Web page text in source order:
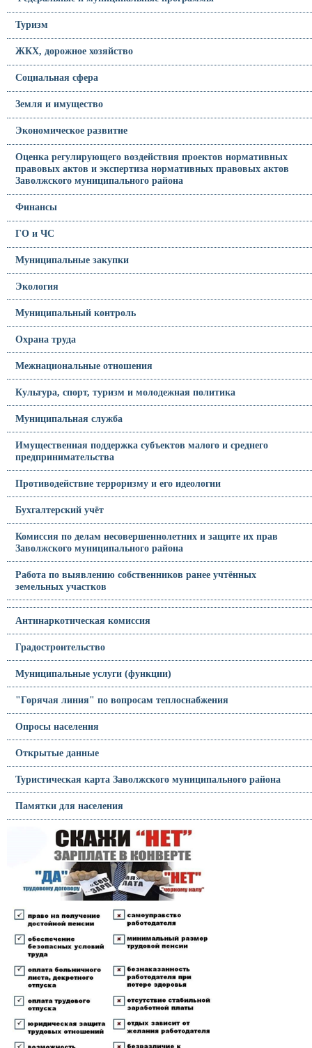
Туризм
ЖКХ, дорожное хозяйство
Социальная сфера
Земля и имущество
Экономическое развитие
Оценка регулирующего воздействия проектов нормативных
правовых актов и экспертиза нормативных правовых актов
Заволжского муниципального района
Финансы
ГО и ЧС
Муниципальные закупки
Экология
Муниципальный контроль
Охрана труда
Межнациональные отношения
Культура, спорт, туризм и молодежная политика
Муниципальная служба
Имущественная поддержка субъектов малого и среднего
предпринимательства
Противодействие терроризму и его идеологии
Бухгалтерский учёт
Комиссия по делам несовершеннолетних и защите их прав
Заволжского муниципального района
Работа по выявлению собственников ранее учтённых
земельных участков
Антинаркотическая комиссия
Градостроительство
Муниципальные услуги (функции)
"Горячая линия" по вопросам теплоснабжения
Опросы населения
Открытые данные
Туристическая карта Заволжского муниципального района
Памятки для населения